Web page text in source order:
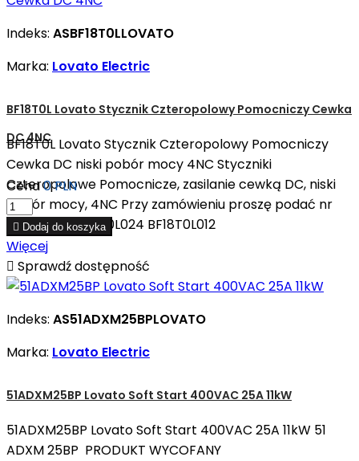
Indeks: ASBF18T0LLOVATO
Marka: Lovato Electric
BF18T0L Lovato Stycznik Czteropolowy Pomocniczy Cewka
DC 4NC
BF18T0L Lovato Stycznik Czteropolowy Pomocniczy
Cewka DC niski pobór mocy 4NC Styczniki
Czteropolowe Pomocnicze, zasilanie cewką DC, niski
pobór mocy, 4NC Przy zamówieniu proszę podać nr
stycznika: BF18T0L024 BF18T0L012
Cena0 PLN
 Dodaj do koszyka
Więcej
 Sprawdź dostępność
Indeks: AS51ADXM25BPLOVATO
Marka: Lovato Electric
51ADXM25BP Lovato Soft Start 400VAC 25A 11kW
51ADXM25BP Lovato Soft Start 400VAC 25A 11kW 51
ADXM 25BP PRODUKT WYCOFANY